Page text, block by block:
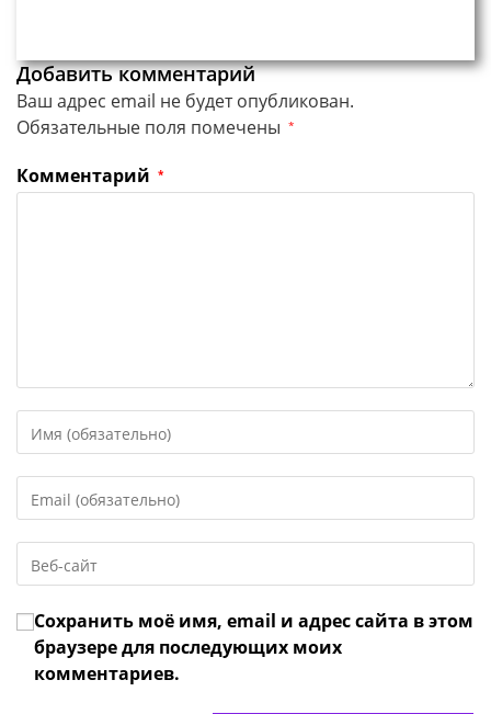
Добавить комментарий
Ваш адрес email не будет опубликован.
Обязательные поля помечены *
Комментарий *
свое
или
имя
чтобы
прокомментировать
свой
адрес,
чтобы
URL
веб-
сайта
(необязательно)
Сохранить моё имя, email и адрес сайта в этом
браузере для последующих моих
комментариев.